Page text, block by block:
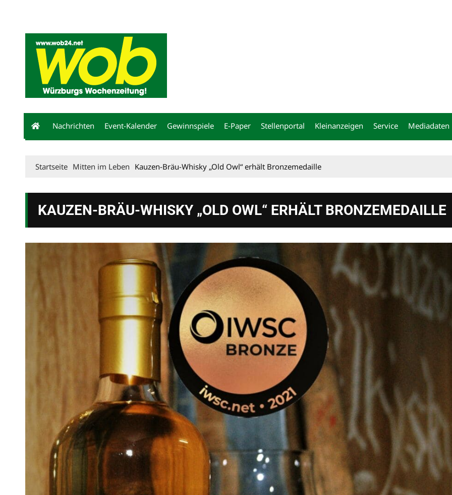
Nachrichten Event-Kalender Gewinnspiele E-Paper Stellenportal Kleinanzeigen Service Mediadaten
Startseite Mitten im Leben Kauzen-Bräu-Whisky „Old Owl“ erhält Bronzemedaille
KAUZEN-BRÄU-WHISKY „OLD OWL“ ERHÄLT BRONZEMEDAILLE